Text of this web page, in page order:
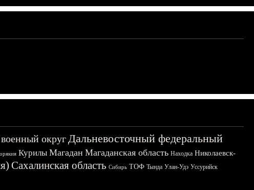
округДальневосточный федеральный
Курилы Магадан Магаданская область Находка Николаевск-
Сахалинская область Сибирь ТОФ Тында Улан-Удэ Уссурийск